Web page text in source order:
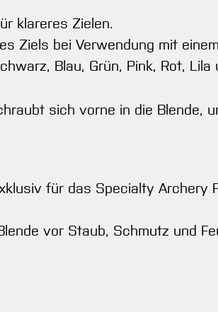
klareres Zielen.
Ziels bei Verwendung mit
Blau, Grün, Pink, Rot, Lila
sich vorne in die Blende,
für das Specialty
vor Staub, Schmutz und